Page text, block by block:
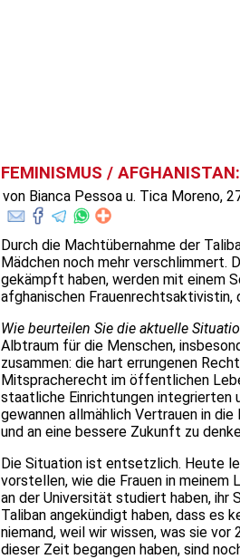
FEMINISMUS /
von Bianca Pessoa u. Tica Moreno,
Durch die Machtübernahme der
Mädchen noch mehr verschlimmert.
gekämpft haben, werden mit einem
afghanischen Frauenrechtsaktivistin,
Wie beurteilen Sie die aktuelle
Albtraum für die Menschen,
zusammen: die hart errungenen
Mitspracherecht im öffentlichen
staatliche Einrichtungen integrierten
gewannen allmählich Vertrauen in
und an eine bessere Zukunft zu
Die Situation ist entsetzlich. Heute
vorstellen, wie die Frauen in meinem
an der Universität studiert haben,
Taliban angekündigt haben, dass es
niemand, weil wir wissen, was sie vor
dieser Zeit begangen haben, sind